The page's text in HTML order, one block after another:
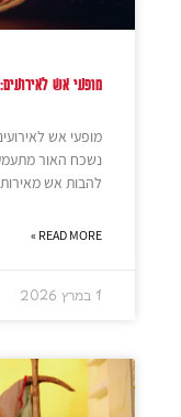
מופעי אש
מופעי אש
נשכח האור
להבות אש
READ MORE »
1 במרץ 2026